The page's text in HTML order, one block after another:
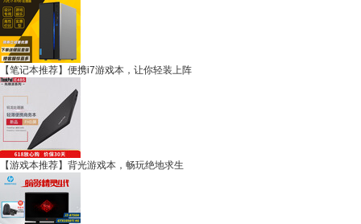
【笔记本推荐】便携i7游戏本，让你轻装上阵
【游戏本推荐】背光游戏本，畅玩绝地求生